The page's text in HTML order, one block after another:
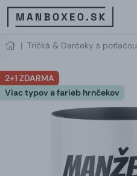
| Tričká & Darčeky s potlačou
2+1 ZDARMA
Viac typov a farieb hrnčekov